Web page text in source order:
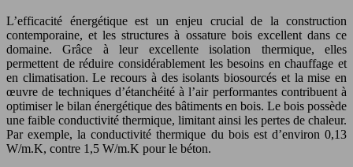
L’efficacité énergétique est un enjeu crucial de la construction
contemporaine, et les structures à ossature bois excellent dans ce
domaine. Grâce à leur excellente isolation thermique, elles
permettent de réduire considérablement les besoins en chauffage et
en climatisation. Le recours à des isolants biosourcés et la mise en
œuvre de techniques d’étanchéité à l’air performantes contribuent à
optimiser le bilan énergétique des bâtiments en bois. Le bois possède
une faible conductivité thermique, limitant ainsi les pertes de chaleur.
Par exemple, la conductivité thermique du bois est d’environ 0,13
W/m.K, contre 1,5 W/m.K pour le béton.